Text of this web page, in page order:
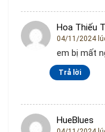
Hoa Thiếu
04/11/2024
em bị mất
Trả lời
HueBlues